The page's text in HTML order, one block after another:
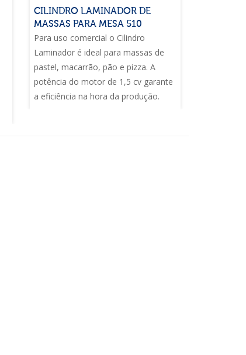
CILINDRO LAMINADOR DE
MASSAS PARA MESA 510
Para uso comercial o Cilindro
Laminador é ideal para massas de
pastel, macarrão, pão e pizza. A
potência do motor de 1,5 cv garante
a eficiência na hora da produção.